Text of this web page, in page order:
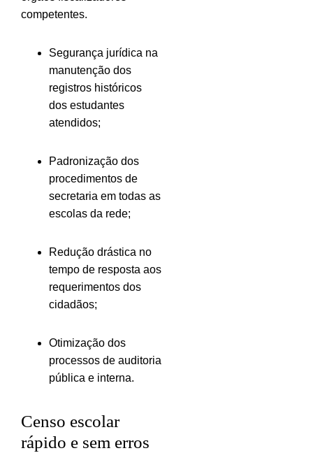
competentes.
Segurança jurídica na
manutenção dos
registros históricos
dos estudantes
atendidos;
Padronização dos
procedimentos de
secretaria em todas as
escolas da rede;
Redução drástica no
tempo de resposta aos
requerimentos dos
cidadãos;
Otimização dos
processos de auditoria
pública e interna.
Censo escolar
rápido e sem erros